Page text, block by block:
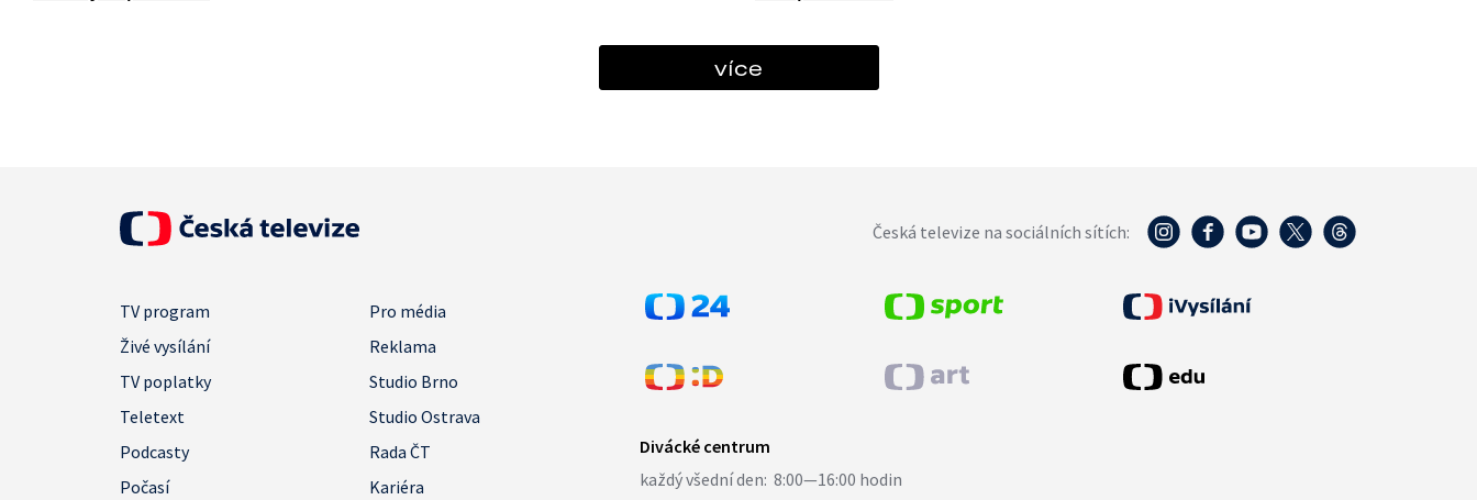
více
Česká televize na sociálních sítích:
TV program
Pro média
Živé vysílání
Reklama
TV poplatky
Studio Brno
Teletext
Studio Ostrava
Podcasty
Rada ČT
Počasí
Kariéra